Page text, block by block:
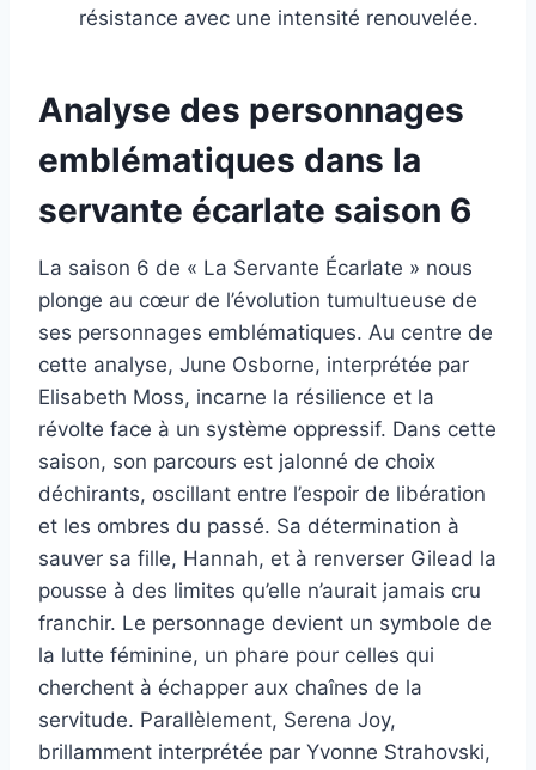
résistance avec une intensité renouvelée.
Analyse des personnages
emblématiques dans la
servante écarlate saison 6
La saison 6 de « La Servante Écarlate » nous
plonge au cœur de l’évolution tumultueuse de
ses personnages emblématiques. Au centre de
cette analyse, June Osborne, interprétée par
Elisabeth Moss, incarne la résilience et la
révolte face à un système oppressif. Dans cette
saison, son parcours est jalonné de choix
déchirants, oscillant entre l’espoir de libération
et les ombres du passé. Sa détermination à
sauver sa fille, Hannah, et à renverser Gilead la
pousse à des limites qu’elle n’aurait jamais cru
franchir. Le personnage devient un symbole de
la lutte féminine, un phare pour celles qui
cherchent à échapper aux chaînes de la
servitude. Parallèlement, Serena Joy,
brillamment interprétée par Yvonne Strahovski,